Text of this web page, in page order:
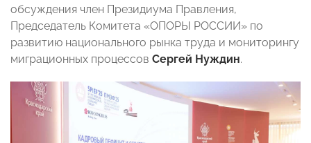
обсуждения член Президиума Правления,
Председатель Комитета «ОПОРЫ РОССИИ» по
развитию национального рынка труда и мониторингу
миграционных процессов Сергей Нуждин.